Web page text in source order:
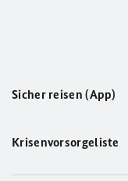
Sicher reisen (App)
Krisenvorsorgeliste